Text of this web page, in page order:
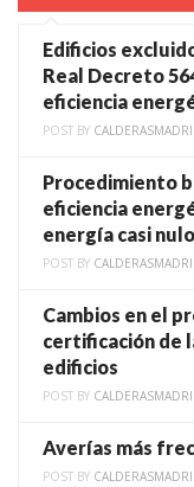
Edificios
Real Decreto
eficiencia
POST BY
Procedimiento
eficiencia
energía casi nulo
POST BY
Cambios en el
certificación de
edificios
POST BY
Averías más
POST BY